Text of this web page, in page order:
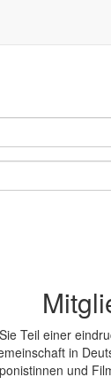
Teil einer
in
und